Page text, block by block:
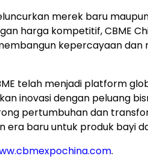
merek baru
harga kompetitif, CBME
kepercayaan dan
telah menjadi platform
inovasi dengan peluang
pertumbuhan dan
era baru untuk produk bayi
.